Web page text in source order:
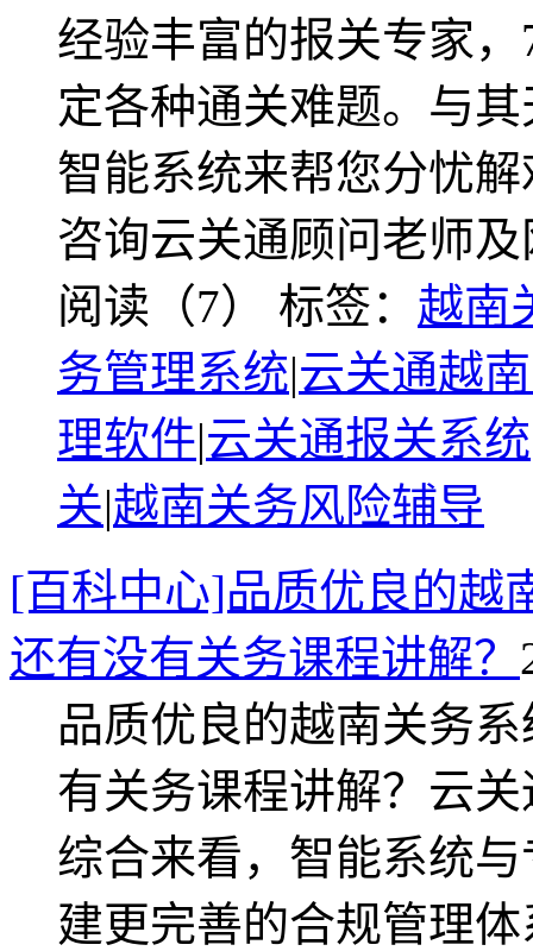
经验丰富的报关专家
定各种通关难题。与
智能系统来帮您分忧
咨询云关通顾问老师
阅读（7） 标签： 越南
务管理系统|云关通越
理软件|云关通报关系统
关|越南关务风险辅导
[百科中心]品质优良的越
还有没有关务课程讲解？
品质优良的越南关务
有关务课程讲解？云
综合来看，智能系统
建更完善的合规管理